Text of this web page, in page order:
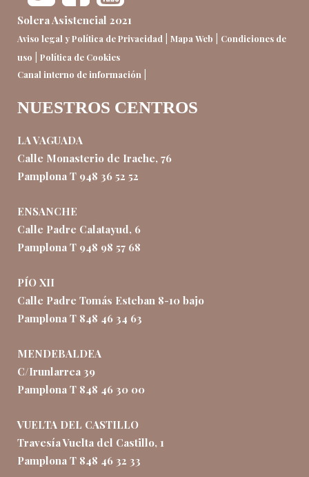
Solera Asistencial 2021
Aviso legal y Política de Privacidad | Mapa Web | Condiciones de
uso | Política de Cookies
Canal interno de información |
NUESTROS CENTROS
LA VAGUADA
Calle Monasterio de Irache, 76
Pamplona T 948 36 52 52
ENSANCHE
Calle Padre Calatayud, 6
Pamplona T 948 98 57 68
PÍO XII
Calle Padre Tomás Esteban 8-10 bajo
Pamplona T 848 46 34 63
MENDEBALDEA
C/Irunlarrea 39
Pamplona T 848 46 30 00
VUELTA DEL CASTILLO
Travesía Vuelta del Castillo, 1
Pamplona T 848 46 32 33